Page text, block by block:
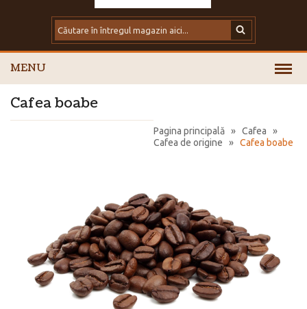
MENU
Pagina principală » Cafea
»
Cafea de origine
» Cafea boabe
Cafea boabe